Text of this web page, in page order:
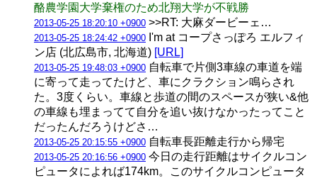
酪農学園大学棄権のため北翔大学が不戦勝
2013-05-25 18:20:10 +0900 >>RT: 大麻ダービーェ…
2013-05-25 18:24:42 +0900 I'm at コープさっぽろ エルフィ
ン店 (北広島市, 北海道) [URL]
2013-05-25 19:48:03 +0900 自転車で片側3車線の車道を端
に寄って走ってたけど、車にクラクション鳴らされ
た。3度くらい。車線と歩道の間のスペースが狭い&他
の車線も埋まってて自分を追い抜けなかったってこと
だったんだろうけどさ…
2013-05-25 20:15:55 +0900 自転車長距離走行から帰宅
2013-05-25 20:16:56 +0900 今日の走行距離はサイクルコン
ピュータによれば174km。このサイクルコンピュータ